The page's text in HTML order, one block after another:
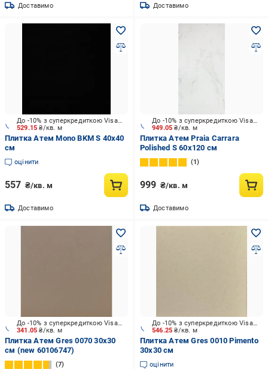
Доставимо Доставимо
529.15₴/кв. м
До -10% з суперкредиткою Visa Вигода
Плитка Атем Mono BKM S 40x40
см
оцінити
557 ₴/кв. м
Доставимо
949.05₴/кв. м
До -10% з суперкредиткою Visa Вигода
Плитка Атем Praia Carrara
Polished S 60x120 см
1
999 ₴/кв. м
Доставимо
341.05₴/кв. м
До -10% з суперкредиткою Visa Вигода
Плитка Атем Gres 0070 30x30
см (new 60106747)
7
546.25₴/кв. м
До -10% з суперкредиткою Visa Вигода
Плитка Атем Gres 0010 Pimento
30x30 см
оцінити